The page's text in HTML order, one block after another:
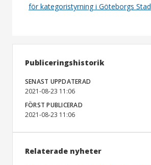
för kategoristyrning i Göteborgs Stad
Publiceringshistorik
SENAST UPPDATERAD
2021-08-23 11:06
FÖRST PUBLICERAD
2021-08-23 11:06
Relaterade nyheter